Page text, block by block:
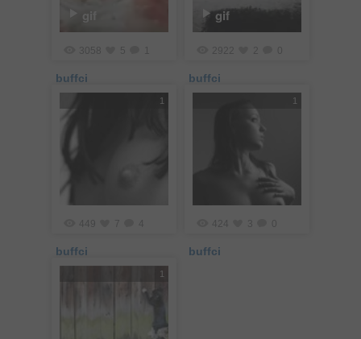
gif
3058 5
buffci
gif
2922 2
buffci
1
449 7
buffci
1
424 3
buffci
1